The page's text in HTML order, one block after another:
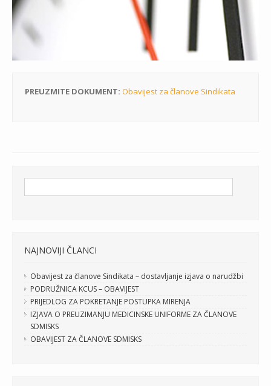
PREUZMITE DOKUMENT: Obavijest za članove Sindikata
NAJNOVIJI ČLANCI
Obavijest za članove Sindikata – dostavljanje izjava o narudžbi
PODRUŽNICA KCUS – OBAVIJEST
PRIJEDLOG ZA POKRETANJE POSTUPKA MIRENJA
IZJAVA O PREUZIMANJU MEDICINSKE UNIFORME ZA ČLANOVE
SDMISKS
OBAVIJEST ZA ČLANOVE SDMISKS